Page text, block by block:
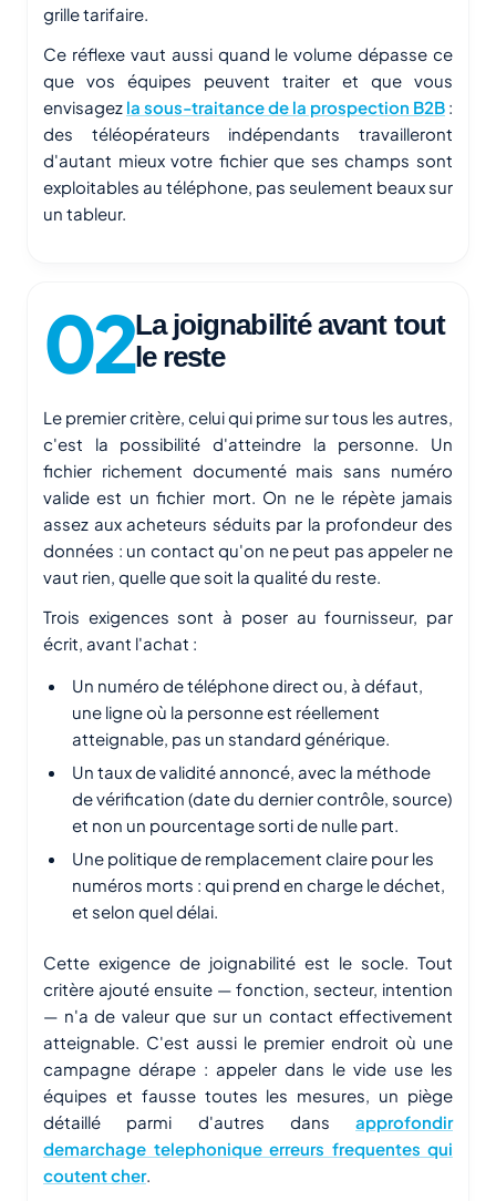
grille tarifaire.
Ce réflexe vaut aussi quand le volume dépasse ce
que vos équipes peuvent traiter et que vous
envisagez la sous-traitance de la prospection B2B :
des téléopérateurs indépendants travailleront
d'autant mieux votre fichier que ses champs sont
exploitables au téléphone, pas seulement beaux sur
un tableur.
La joignabilité avant tout
le reste
Le premier critère, celui qui prime sur tous les autres,
c'est la possibilité d'atteindre la personne. Un
fichier richement documenté mais sans numéro
valide est un fichier mort. On ne le répète jamais
assez aux acheteurs séduits par la profondeur des
données : un contact qu'on ne peut pas appeler ne
vaut rien, quelle que soit la qualité du reste.
Trois exigences sont à poser au fournisseur, par
écrit, avant l'achat :
Un numéro de téléphone direct ou, à défaut,
une ligne où la personne est réellement
atteignable, pas un standard générique.
Un taux de validité annoncé, avec la méthode
de vérification (date du dernier contrôle, source)
et non un pourcentage sorti de nulle part.
Une politique de remplacement claire pour les
numéros morts : qui prend en charge le déchet,
et selon quel délai.
Cette exigence de joignabilité est le socle. Tout
critère ajouté ensuite — fonction, secteur, intention
— n'a de valeur que sur un contact effectivement
atteignable. C'est aussi le premier endroit où une
campagne dérape : appeler dans le vide use les
équipes et fausse toutes les mesures, un piège
détaillé parmi d'autres dans approfondir
demarchage telephonique erreurs frequentes qui
coutent cher.